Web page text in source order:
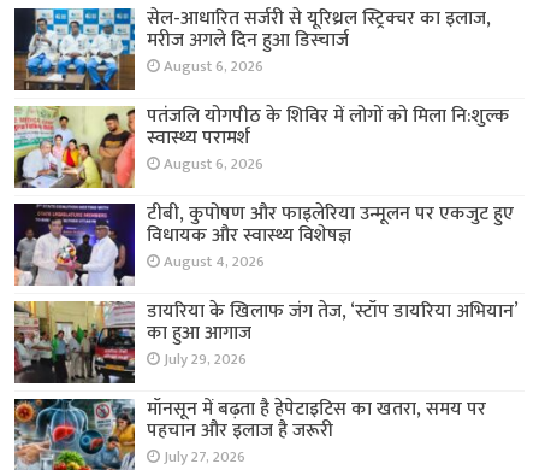
सेल-आधारित सर्जरी से यूरिथ्रल स्ट्रिक्चर का इलाज,
मरीज अगले दिन हुआ डिस्चार्ज
August 6, 2026
पतंजलि योगपीठ के शिविर में लोगों को मिला नि:शुल्क
स्वास्थ्य परामर्श
August 6, 2026
टीबी, कुपोषण और फाइलेरिया उन्मूलन पर एकजुट हुए
विधायक और स्वास्थ्य विशेषज्ञ
August 4, 2026
डायरिया के खिलाफ जंग तेज, ‘स्टॉप डायरिया अभियान’
का हुआ आगाज
July 29, 2026
मॉनसून में बढ़ता है हेपेटाइटिस का खतरा, समय पर
पहचान और इलाज है जरूरी
July 27, 2026